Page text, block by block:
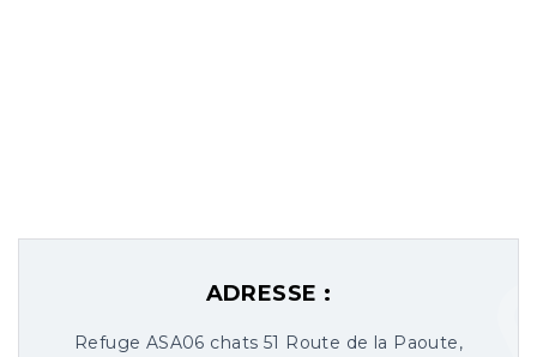
ADRESSE :
Refuge ASA06 chats 51 Route de la Paoute,